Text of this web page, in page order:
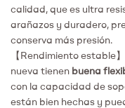
calidad, que es ultra
arañazos y duradero,
conserva más presión.
【Rendimiento estable
nueva tienen buena
con la capacidad de
están bien hechas y